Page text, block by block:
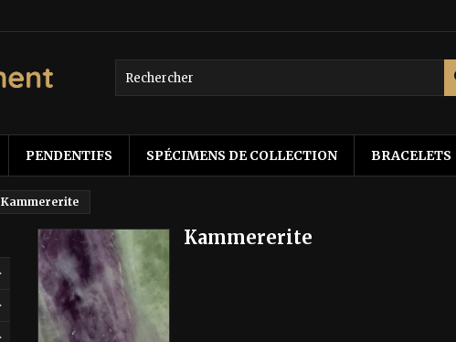
PENDENTIFS SPÉCIMENS DE COLLECTION BRACELETS
Kammererite
Kammererite